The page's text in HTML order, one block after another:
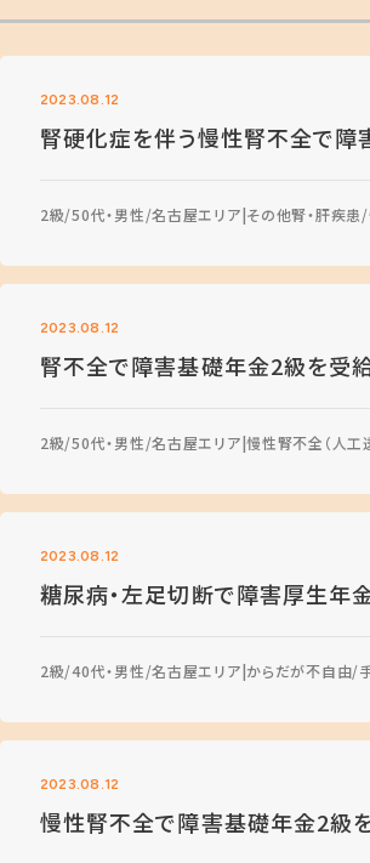
2023.08.12
腎硬化症を伴う慢性腎不全で障
2級 50代・男性 名古屋エリア その他腎・肝疾患
2023.08.12
腎不全で障害基礎年金2級を受
2級 50代・男性 名古屋エリア 慢性腎不全（人工
2023.08.12
糖尿病・左足切断で障害厚生年
2級 40代・男性 名古屋エリア からだが不自由
2023.08.12
慢性腎不全で障害基礎年金2級